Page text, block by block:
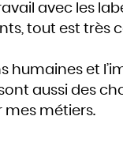
avec les
tout est très
humaines et
aussi des
métiers.